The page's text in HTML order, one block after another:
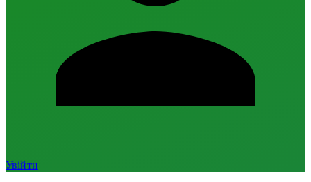
Увійти